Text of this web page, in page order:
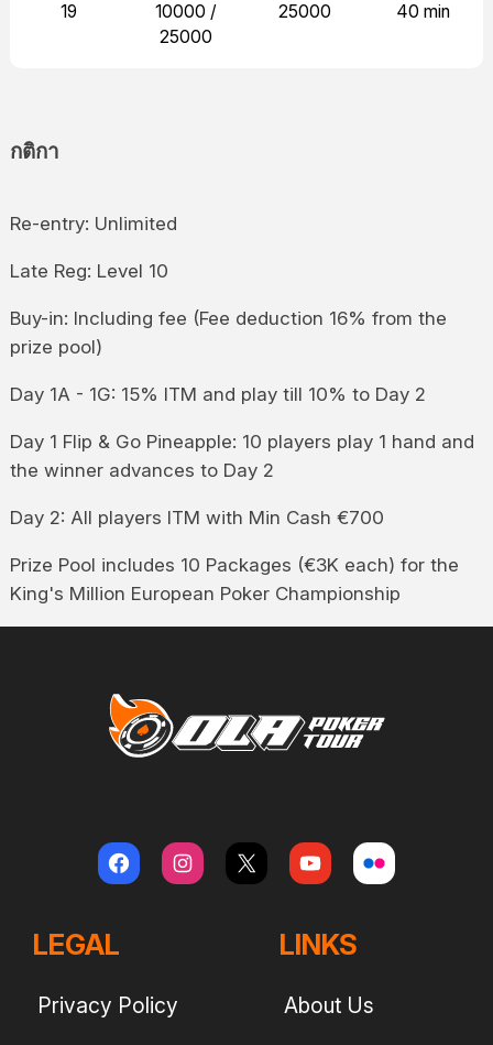
19
10000 /
25000
25000 40 min
กติกา
Re-entry: Unlimited
Late Reg: Level 10
Buy-in: Including fee (Fee deduction 16% from the
prize pool)
Day 1A - 1G: 15% ITM and play till 10% to Day 2
Day 1 Flip & Go Pineapple: 10 players play 1 hand and
the winner advances to Day 2
Day 2: All players ITM with Min Cash €700
Prize Pool includes 10 Packages (€3K each) for the
King's Million European Poker Championship
LEGAL
Privacy Policy
LINKS
About Us